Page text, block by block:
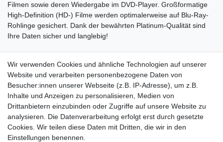
Filmen sowie deren Wiedergabe im DVD-Player. Großformatige
High-Definition (HD-) Filme werden optimalerweise auf Blu-Ray-
Rohlinge gesichert. Dank der bewährten Platinum-Qualität sind
Ihre Daten sicher und langlebig!
Wir sind eine etablierte Marke für CD-, DVD- und Blu-Ray-
Rohlinge
Profitieren Sie von unserer jahrelangen Erfahrung im
Bereich Speichermedien
Qualität Made-in-Germany
Technische Details:
Wir verwenden Cookies und ähnliche Technologien auf unserer
Website und verarbeiten personenbezogene Daten von
Besucher:innen unserer Webseite (z.B. IP-Adresse), um z.B.
Inhalte und Anzeigen zu personalisieren, Medien von
Drittanbietern einzubinden oder Zugriffe auf unsere Website zu
analysieren. Die Datenverarbeitung erfolgt erst durch gesetzte
Cookies. Wir teilen diese Daten mit Dritten, die wir in den
Einstellungen benennen.